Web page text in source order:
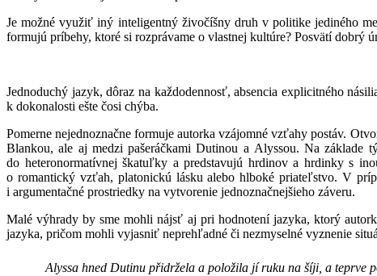
Je možné využiť iný inteligentný živočíšny druh v politike jediného
formujú príbehy, ktoré si rozprávame o vlastnej kultúre? Posvätí dobrý
Jednoduchý jazyk, dôraz na každodennosť, absencia explicitného
k dokonalosti ešte čosi chýba.
Pomerne nejednoznačne formuje autorka vzájomné vzťahy postáv.
Blankou, ale aj medzi pašeráčkami Dutinou a Alyssou. Na základe
do heteronormatívnej škatuľky a predstavujú hrdinov a hrdinky s
o romantický vzťah, platonickú lásku alebo hlboké priateľstvo. V
i argumentačné prostriedky na vytvorenie jednoznačnejšieho záveru.
Malé výhrady by sme mohli nájsť aj pri hodnotení jazyka, ktorý
jazyka, pričom mohli vyjasniť neprehľadné či nezmyselné vyznenie
Alyssa hned Dutinu přidržela a položila jí ruku na šíji, a teprve